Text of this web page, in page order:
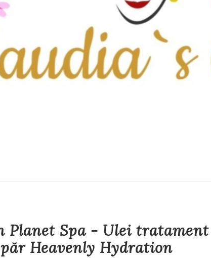
Planet Spa - Ulei tratament
Heavenly Hydration